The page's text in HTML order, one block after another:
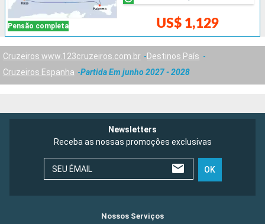
Pensão completa US$ 1,129
Cruzeiros www.123cruzeiros.com.br
Destinos País
Cruzeiros Espanha
Partida Em junho 2027 - 2028
Newsletters
Receba as nossas promoções exclusivas
SEU ÉMAIL OK
Nossos Serviços